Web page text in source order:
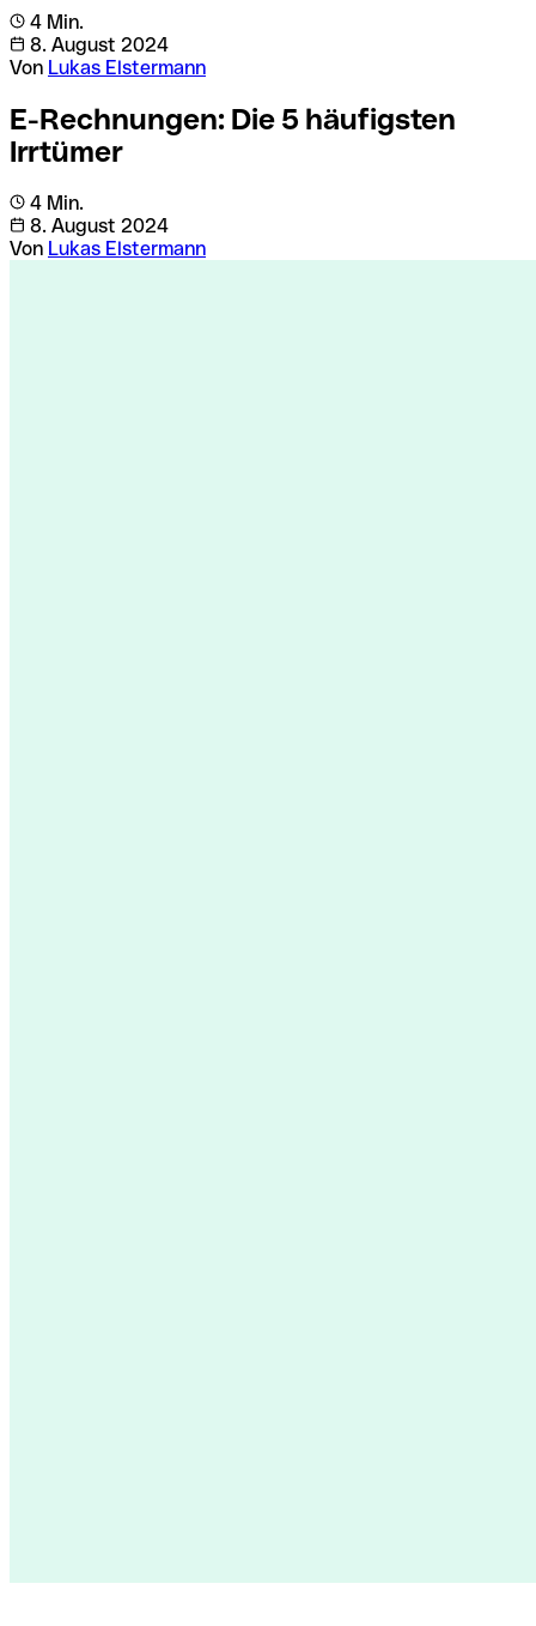
4 Min.
8. August 2024
Von Lukas Elstermann
E-Rechnungen: Die 5 häufigsten
Irrtümer
4 Min.
8. August 2024
Von Lukas Elstermann